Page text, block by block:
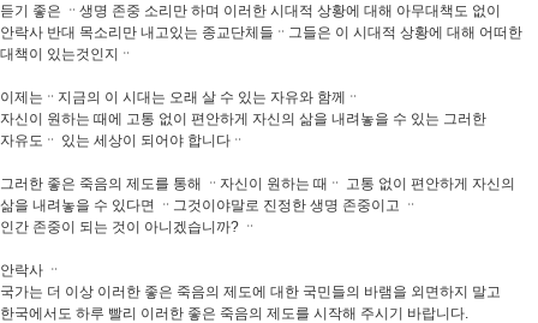
듣기 좋은 ᆢ생명 존중 소리만 하며 이러한 시대적 상황에 대해 아무대책도 없이
안락사 반대 목소리만 내고있는 종교단체들ᆢ그들은 이 시대적 상황에 대해 어떠한
대책이 있는것인지ᆢ
이제는ᆢ지금의 이 시대는 오래 살 수 있는 자유와 함께ᆢ
자신이 원하는 때에 고통 없이 편안하게 자신의 삶을 내려놓을 수 있는 그러한
자유도ᆢ 있는 세상이 되어야 합니다ᆢ
그러한 좋은 죽음의 제도를 통해 ᆢ자신이 원하는 때ᆢ 고통 없이 편안하게 자신의
삶을 내려놓을 수 있다면 ᆢ그것이야말로 진정한 생명 존중이고 ᆢ
인간 존중이 되는 것이 아니겠습니까? ᆢ
안락사 ᆢ
국가는 더 이상 이러한 좋은 죽음의 제도에 대한 국민들의 바램을 외면하지 말고
한국에서도 하루 빨리 이러한 좋은 죽음의 제도를 시작해 주시기 바랍니다.